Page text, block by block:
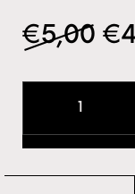
€5,00 €